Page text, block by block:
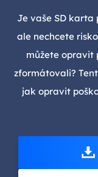
Je vaše SD
ale nechcete
můžete opravit
zformátovali?
jak opravit